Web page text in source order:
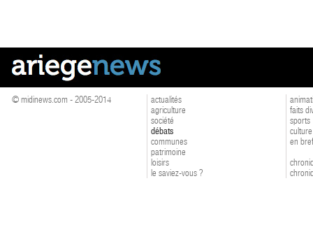
© midinews.com - 2005-2014
actualités
agriculture
société
débats
communes
patrimoine
loisirs
le saviez-vous ?
faits
sports
culture
en bref